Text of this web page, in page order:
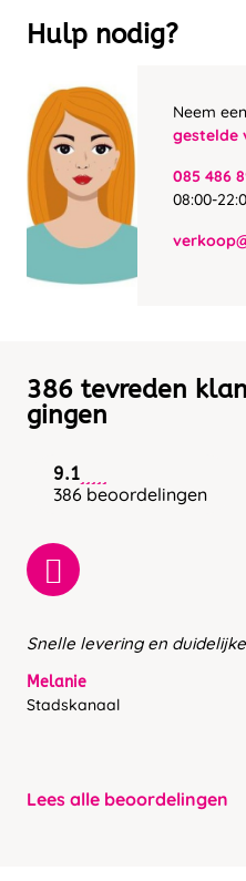
Hulp nodig?
Neem
gestelde
085 486
08:00-
386 tevreden
gingen
9.1
386 beoordelingen
Snelle levering en
Melanie
Stadskanaal
Lees alle beoordelingen